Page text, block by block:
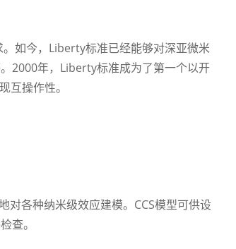
如今，Liberty标准已经能够对深亚微米
2000年，Liberty标准成为了第一个以开
互操作性。
对各种纳米级效应建模。CCS模型可供设
查。